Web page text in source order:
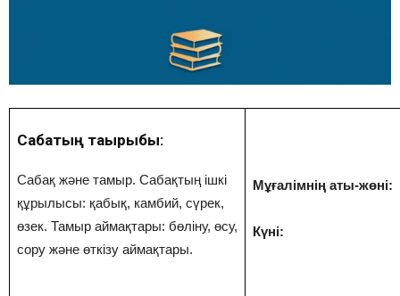
Сабақтың тақырыбы:
Сабақ және тамыр. Сабақтың ішкі
құрылысы: қабық, камбий, сүрек,
өзек. Тамыр аймақтары: бөліну, өсу,
сору және өткізу аймақтары.
Мұғалімнің аты-жөні:
Күні: